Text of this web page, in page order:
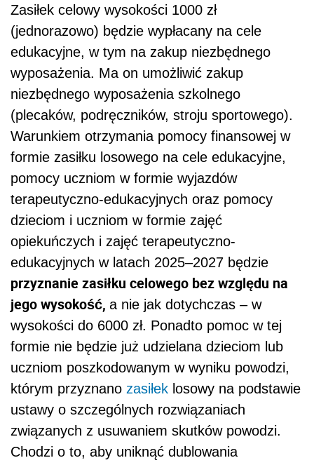
Zasiłek celowy wysokości 1000 zł
(jednorazowo) będzie wypłacany na cele
edukacyjne, w tym na zakup niezbędnego
wyposażenia. Ma on umożliwić zakup
niezbędnego wyposażenia szkolnego
(plecaków, podręczników, stroju sportowego).
Warunkiem otrzymania pomocy finansowej w
formie zasiłku losowego na cele edukacyjne,
pomocy uczniom w formie wyjazdów
terapeutyczno-edukacyjnych oraz pomocy
dzieciom i uczniom w formie zajęć
opiekuńczych i zajęć terapeutyczno-
edukacyjnych w latach 2025–2027 będzie
przyznanie zasiłku celowego bez względu na
jego wysokość, a nie jak dotychczas – w
wysokości do 6000 zł. Ponadto pomoc w tej
formie nie będzie już udzielana dzieciom lub
uczniom poszkodowanym w wyniku powodzi,
którym przyznano zasiłek losowy na podstawie
ustawy o szczególnych rozwiązaniach
związanych z usuwaniem skutków powodzi.
Chodzi o to, aby uniknąć dublowania